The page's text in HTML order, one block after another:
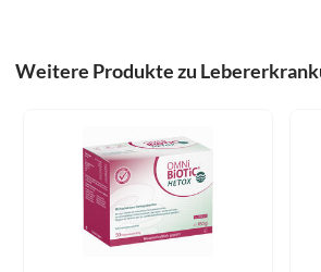
Weitere Produkte zu